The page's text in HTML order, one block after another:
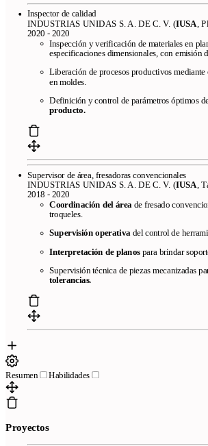
Inspector de calidad
INDUSTRIAS UNIDAS S. A. DE C. V. (IUSA ,
2020 - 2020
Inspección y verificación de materiales en
especificaciones dimensionales, con emisión
Liberación de procesos productivos mediante
en moldes.
Definición y control de parámetros óptimos
producto.
Supervisor de área, fresadoras convencionales
INDUSTRIAS UNIDAS S. A. DE C. V. (IUSA,
2018 - 2020
Coordinación del área de fresado
troqueles.
Supervisión operativadel control de
Interpretación de planospara brindar
Supervisión técnica de piezas mecanizadas
tolerancias.
Resumen Habilidades
Proyectos
Free resume templates
online Frequently asked questions Resume
We review your resume in 24 hours
436f6e74616374
Terms of Service Privacy policy Cookie policy
Copyright © 2026- All right reserved